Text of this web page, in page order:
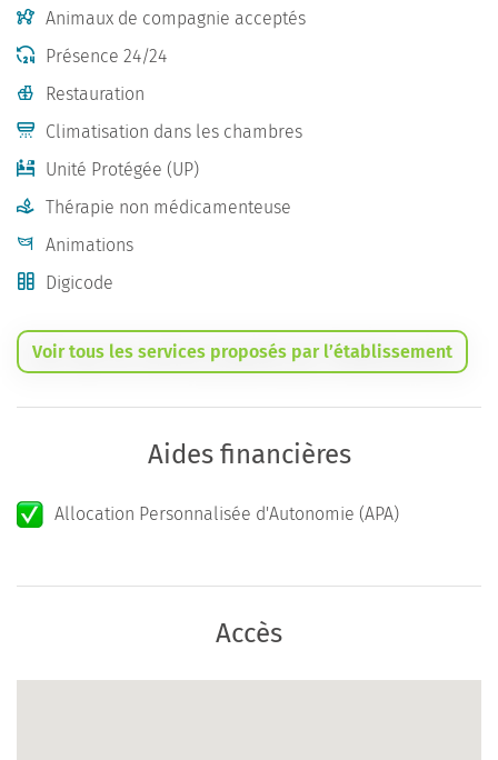
Animaux de compagnie acceptés
Présence 24/24
Restauration
Climatisation dans les chambres
Unité Protégée (UP)
Thérapie non médicamenteuse
Animations
Digicode
Voir tous les services proposés par l’établissement
Aides financières
Allocation Personnalisée d'Autonomie (APA)
Accès